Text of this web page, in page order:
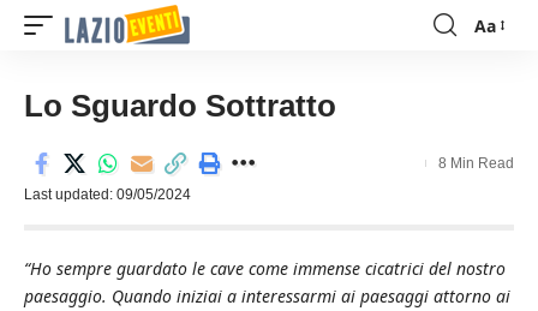
Font
Aa
Lo Sguardo Sottratto
Last updated: 09/05/2024
8 Min Read
“Ho sempre guardato le cave come immense cicatrici del nostro
paesaggio. Quando iniziai a interessarmi ai paesaggi attorno ai